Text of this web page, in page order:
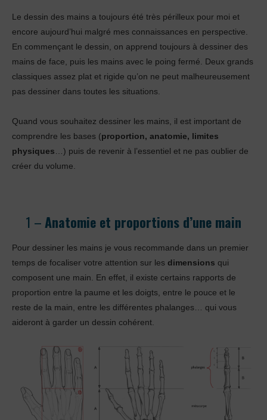
Le dessin des mains a toujours été très périlleux pour moi et
encore aujourd’hui malgré mes connaissances en perspective.
En commençant le dessin, on apprend toujours à dessiner des
mains de face, puis les mains avec le poing fermé. Deux grands
classiques assez plat et rigide qu’on ne peut malheureusement
pas dessiner dans toutes les situations.
Quand vous souhaitez dessiner les mains, il est important de
comprendre les bases (proportion, anatomie, limites
physiques…) puis de revenir à l’essentiel et ne pas oublier de
créer du volume.
1 –Anatomie et proportions d’une main
Pour dessiner les mains je vous recommande dans un premier
temps de focaliser votre attention sur les dimensions qui
composent une main. En effet, il existe certains rapports de
proportion entre la paume et les doigts, entre le pouce et le
reste de la main, entre les différentes phalanges… qui vous
aideront à garder un dessin cohérent.